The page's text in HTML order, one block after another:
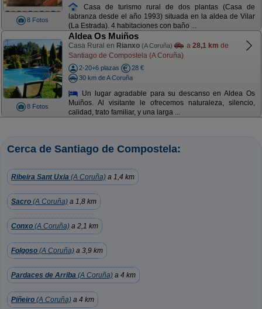
8 Fotos
Casa de turismo rural de dos plantas (Casa de
labranza desde el año 1993) situada en la aldea de Vilar
(La Estrada). 4 habitaciones con baño ...
8 Fotos
Aldea Os Muiños
Casa Rural en Rianxo (A Coruña) a 28,1 km de
Santiago de Compostela (A Coruña)
2-20+6 plazas
28 €
30 km de A Coruña
Un lugar agradable para su descanso en Aldea Os
Muiños. Al visitante le ofrecemos naturaleza, silencio,
calidad, trato familiar, y una larga ...
Cerca de Santiago de Compostela:
Ribeira Sant Uxia (A Coruña) a 1,4 km
Sacro (A Coruña) a 1,8 km
Conxo (A Coruña) a 2,1 km
Folgoso (A Coruña) a 3,9 km
Pardaces de Arriba (A Coruña) a 4 km
Piñeiro (A Coruña) a 4 km